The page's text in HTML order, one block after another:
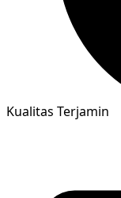
Kualitas Terjamin